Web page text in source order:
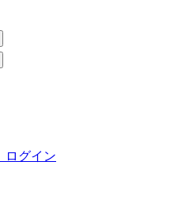
ログイン